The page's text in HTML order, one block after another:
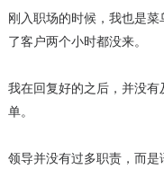
刚入职场的时候，我也是
了客户两个小时都没来。
我在回复好的之后，并没
单。
领导并没有过多职责，而是